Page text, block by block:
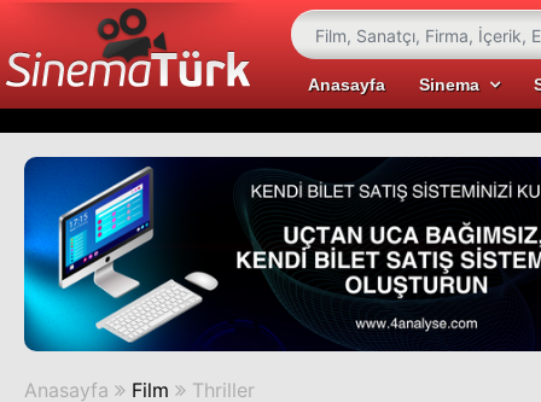
Anasayfa Sinema
Anasayfa Film Thriller